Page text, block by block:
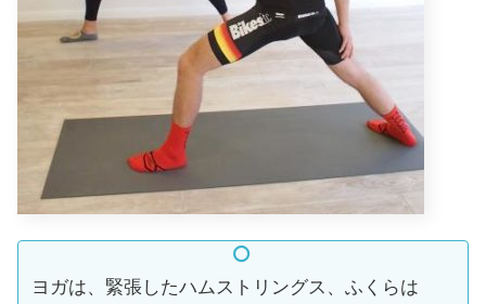
ヨガは、緊張したハムストリングス、ふくらは